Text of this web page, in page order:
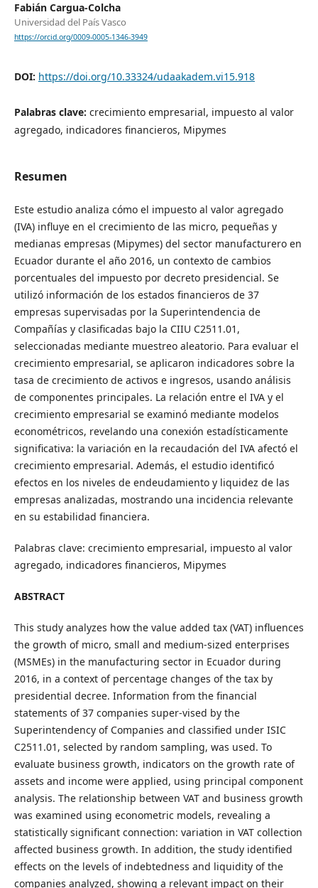
Fabián Cargua-Colcha
Universidad del País Vasco
https://orcid.org/0009-0005-1346-3949
DOI: https://doi.org/10.33324/udaakadem.vi15.918
Palabras clave: crecimiento empresarial, impuesto al valor
agregado, indicadores financieros, Mipymes
Resumen
Este estudio analiza cómo el impuesto al valor agregado
(IVA) influye en el crecimiento de las micro, pequeñas y
medianas empresas (Mipymes) del sector manufacturero en
Ecuador durante el año 2016, un contexto de cambios
porcentuales del impuesto por decreto presidencial. Se
utilizó información de los estados financieros de 37
empresas supervisadas por la Superintendencia de
Compañías y clasificadas bajo la CIIU C2511.01,
seleccionadas mediante muestreo aleatorio. Para evaluar el
crecimiento empresarial, se aplicaron indicadores sobre la
tasa de crecimiento de activos e ingresos, usando análisis
de componentes principales. La relación entre el IVA y el
crecimiento empresarial se examinó mediante modelos
econométricos, revelando una conexión estadísticamente
significativa: la variación en la recaudación del IVA afectó el
crecimiento empresarial. Además, el estudio identificó
efectos en los niveles de endeudamiento y liquidez de las
empresas analizadas, mostrando una incidencia relevante
en su estabilidad financiera.
Palabras clave: crecimiento empresarial, impuesto al valor
agregado, indicadores financieros, Mipymes
ABSTRACT
This study analyzes how the value added tax (VAT) influences
the growth of micro, small and medium-sized enterprises
(MSMEs) in the manufacturing sector in Ecuador during
2016, in a context of percentage changes of the tax by
presidential decree. Information from the financial
statements of 37 companies super-vised by the
Superintendency of Companies and classified under ISIC
C2511.01, selected by random sampling, was used. To
evaluate business growth, indicators on the growth rate of
assets and income were applied, using principal component
analysis. The relationship between VAT and business growth
was examined using econometric models, revealing a
statistically significant connection: variation in VAT collection
affected business growth. In addition, the study identified
effects on the levels of indebtedness and liquidity of the
companies analyzed, showing a relevant impact on their